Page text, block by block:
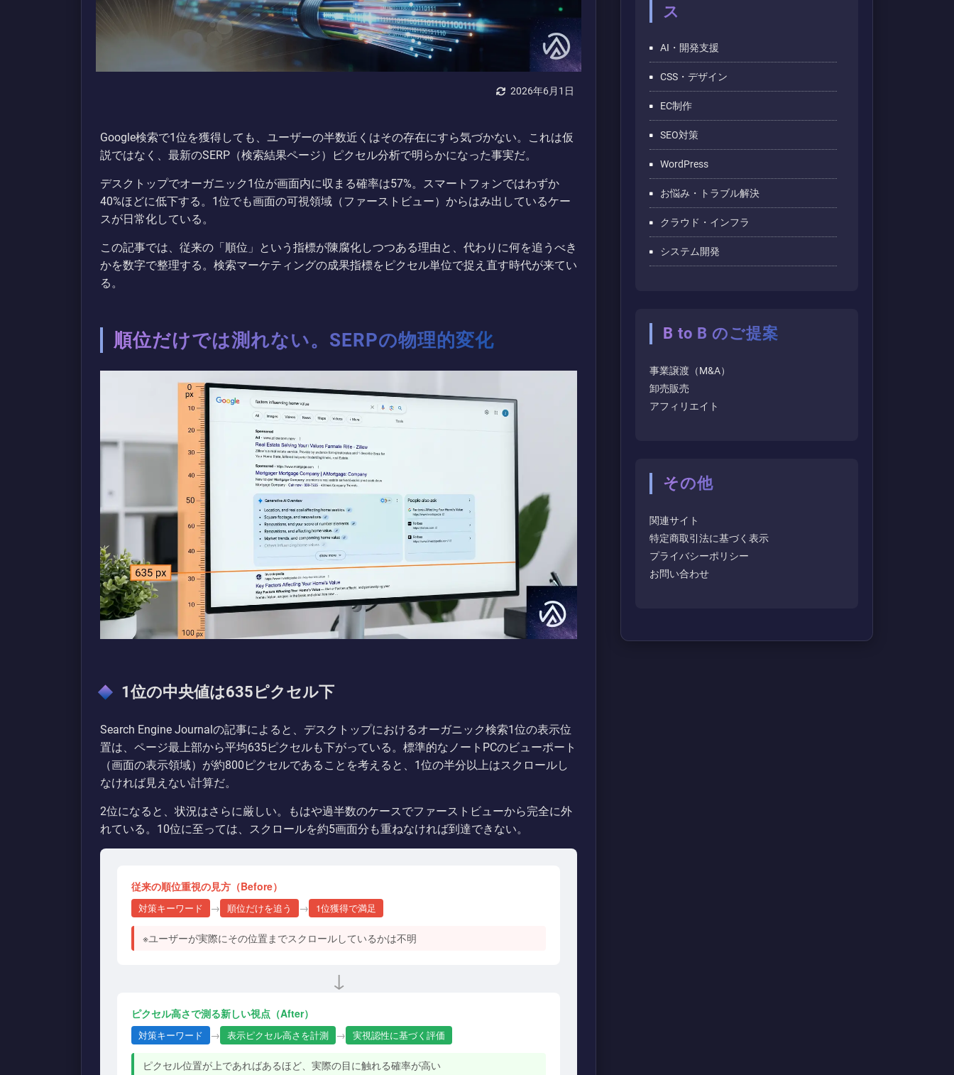
2026年6月1日
Google検索で1位を獲得しても、ユーザーの半数近くはその存在にすら気づかない。これは仮
説ではなく、最新のSERP（検索結果ページ）ピクセル分析で明らかになった事実だ。
デスクトップでオーガニック1位が画面内に収まる確率は57%。スマートフォンではわずか
40%ほどに低下する。1位でも画面の可視領域（ファーストビュー）からはみ出しているケー
スが日常化している。
この記事では、従来の「順位」という指標が陳腐化しつつある理由と、代わりに何を追うべき
かを数字で整理する。検索マーケティングの成果指標をピクセル単位で捉え直す時代が来てい
る。
順位だけでは測れない。SERPの物理的変化
1位の中央値は635ピクセル下
Search Engine Journalの記事によると、デスクトップにおけるオーガニック検索1位の表示位
置は、ページ最上部から平均635ピクセルも下がっている。標準的なノートPCのビューポート
（画面の表示領域）が約800ピクセルであることを考えると、1位の半分以上はスクロールし
なければ見えない計算だ。
2位になると、状況はさらに厳しい。もはや過半数のケースでファーストビューから完全に外
れている。10位に至っては、スクロールを約5画面分も重ねなければ到達できない。
従来の順位重視の見方（Before）
対策キーワード → 順位だけを追う → 1位獲得で満足
※ユーザーが実際にその位置までスクロールしているかは不明
↓
ピクセル高さで測る新しい視点（After）
対策キーワード → 表示ピクセル高さを計測 → 実視認性に基づく評価
ピクセル位置が上であればあるほど、実際の目に触れる確率が高い
ス
AI・開発支援
CSS・デザイン
EC制作
SEO対策
WordPress
お悩み・トラブル解決
クラウド・インフラ
システム開発
B to B のご提案
事業譲渡（M&A）
卸売販売
アフィリエイト
その他
関連サイト
特定商取引法に基づく表示
プライバシーポリシー
お問い合わせ